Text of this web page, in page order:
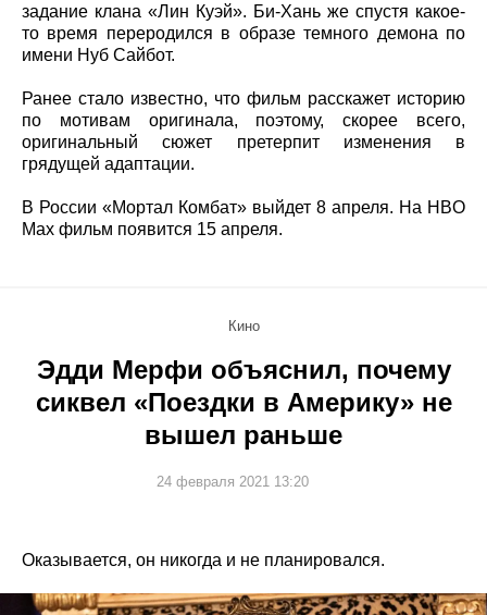
задание клана «Лин Куэй». Би-Хань же спустя какое-
то время переродился в образе темного демона по
имени Нуб Сайбот.
Ранее стало известно, что фильм расскажет историю
по мотивам оригинала, поэтому, скорее всего,
оригинальный сюжет претерпит изменения в
грядущей адаптации.
В России «Мортал Комбат» выйдет 8 апреля. На HBO
Max фильм появится 15 апреля.
Кино
Эдди Мерфи объяснил, почему
сиквел «Поездки в Америку» не
вышел раньше
24 февраля 2021 13:20
Оказывается, он никогда и не планировался.